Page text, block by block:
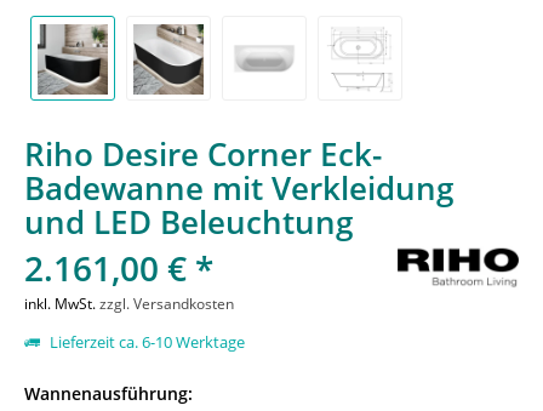
Riho Desire Corner Eck-
Badewanne mit Verkleidung
und LED Beleuchtung
2.161,00 € *
inkl. MwSt.zzgl. Versandkosten
Lieferzeit ca. 6-10 Werktage
Wannenausführung: